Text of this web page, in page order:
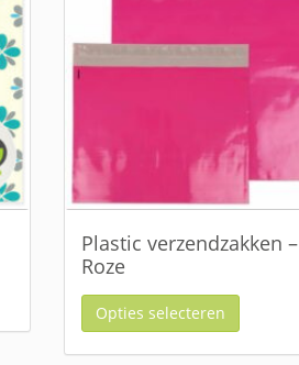
Plastic verzendzakken –
Roze
Opties selecteren